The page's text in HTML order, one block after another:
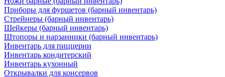
Приборы для фуршетов (барный инвентарь)
Стрейнеры (барный инвентарь)
Шейкеры (барный инвентарь)
Штопоры и нарзанники (барный инвентарь)
Инвентарь для пиццерии
Инвентарь кондитерский
Инвентарь кухонный
Открывалки для консервов